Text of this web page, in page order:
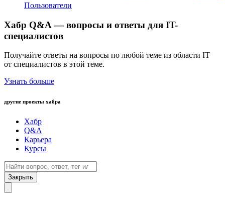
Пользователи
Хабр Q&A — вопросы и ответы для IT-
специалистов
Получайте ответы на вопросы по любой теме из области IT
от специалистов в этой теме.
Узнать больше
другие проекты хабра
Хабр
Q&A
Карьера
Курсы
Закрыть